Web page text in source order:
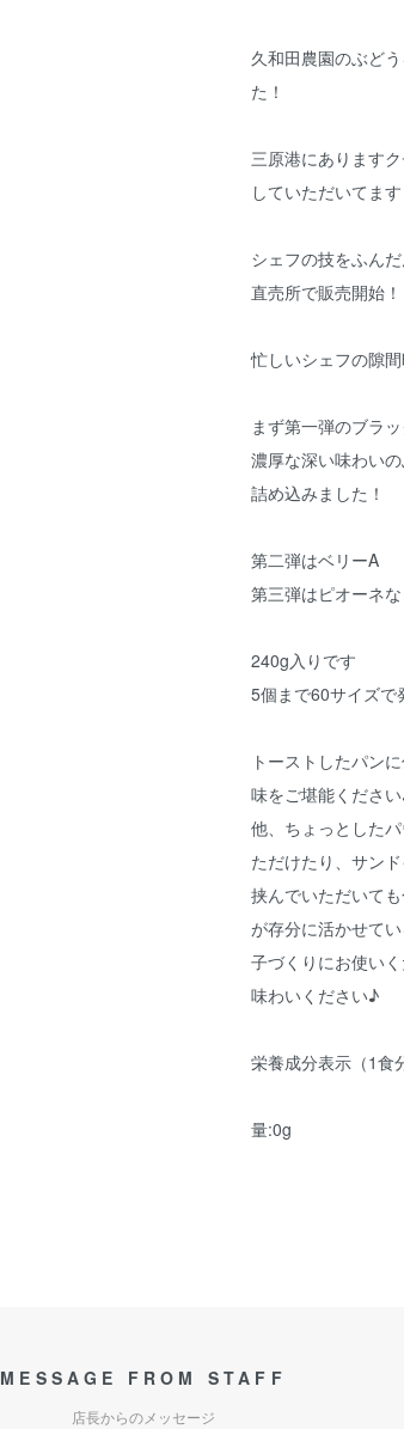
久和田農園のぶど
た！
三原港にあります
していただいてます
シェフの技をふん
直売所で販売開始！
忙しいシェフの隙
まず第一弾のブラ
濃厚な深い味わい
詰め込みました！
第二弾はベリーA
第三弾はピオーネ
240g入りです
5個まで60サイズで
トーストしたパン
味をご堪能くださ
他、ちょっとした
ただけたり、サン
挟んでいただいて
が存分に活かせて
子づくりにお使い
味わいください♪
栄養成分表示（1
脂質
量:0g
MESSAGE FROM STAFF
店長からのメッセージ